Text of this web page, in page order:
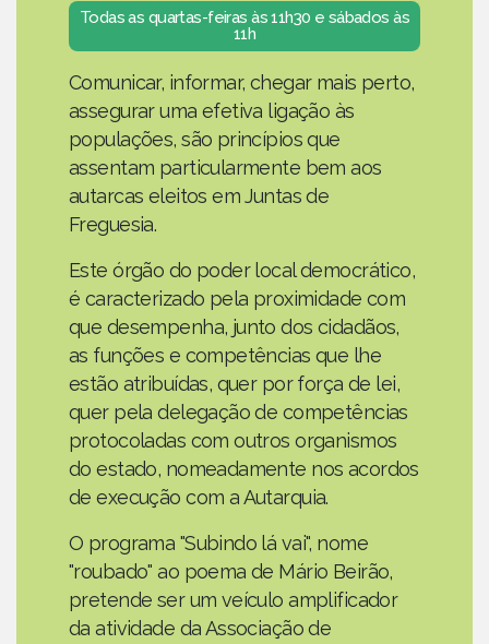
Todas as quartas-feiras às 11h30 e sábados às
11h
Comunicar, informar, chegar mais perto,
assegurar uma efetiva ligação às
populações, são princípios que
assentam particularmente bem aos
autarcas eleitos em Juntas de
Freguesia.
Este órgão do poder local democrático,
é caracterizado pela proximidade com
que desempenha, junto dos cidadãos,
as funções e competências que lhe
estão atribuídas, quer por força de lei,
quer pela delegação de competências
protocoladas com outros organismos
do estado, nomeadamente nos acordos
de execução com a Autarquia.
O programa "Subindo lá vai", nome
"roubado" ao poema de Mário Beirão,
pretende ser um veículo amplificador
da atividade da Associação de